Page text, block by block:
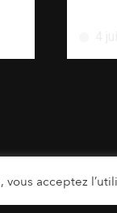
vous acceptez